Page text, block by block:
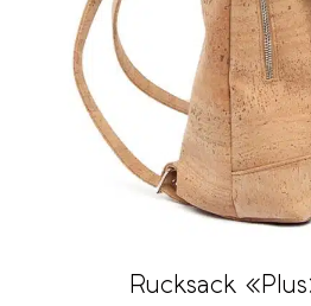
Rucksack